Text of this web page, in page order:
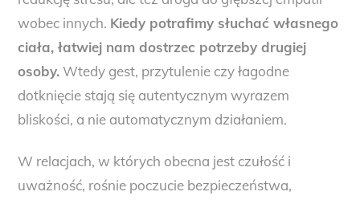
wobec innych. Kiedy potrafimy słuchać własnego
ciała, łatwiej nam dostrzec potrzeby drugiej
osoby.Wtedy gest, przytulenie czy łagodne
dotknięcie stają się autentycznym wyrazem
bliskości, a nie automatycznym działaniem.
W relacjach, w których obecna jest czułość i
uważność, rośnie poczucie bezpieczeństwa,